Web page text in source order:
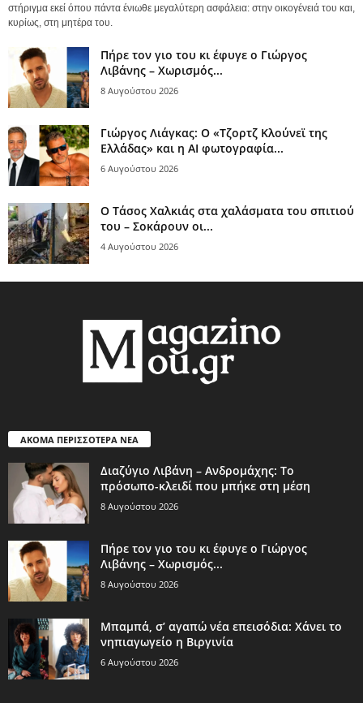
στήριγμα εκεί όπου πάντα ένιωθε μεγαλύτερη ασφάλεια: στην οικογένειά του και,
κυρίως, στη μητέρα του.
Πήρε τον γιο του κι έφυγε ο Γιώργος
Λιβάνης – Χωρισμός...
8 Αυγούστου 2026
Γιώργος Λιάγκας: Ο «Τζορτζ Κλούνεϊ της
Ελλάδας» και η AI φωτογραφία...
6 Αυγούστου 2026
Ο Τάσος Χαλκιάς στα χαλάσματα του σπιτιού
του – Σοκάρουν οι...
4 Αυγούστου 2026
ΑΚΟΜΑ ΠΕΡΙΣΣΟΤΕΡΑ ΝΕΑ
Διαζύγιο Λιβάνη – Ανδρομάχης: Το
πρόσωπο-κλειδί που μπήκε στη μέση
8 Αυγούστου 2026
Πήρε τον γιο του κι έφυγε ο Γιώργος
Λιβάνης – Χωρισμός...
8 Αυγούστου 2026
Μπαμπά, σ’ αγαπώ νέα επεισόδια: Χάνει το
νηπιαγωγείο η Βιργινία
6 Αυγούστου 2026